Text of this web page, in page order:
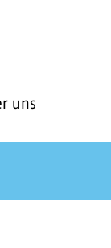
uns